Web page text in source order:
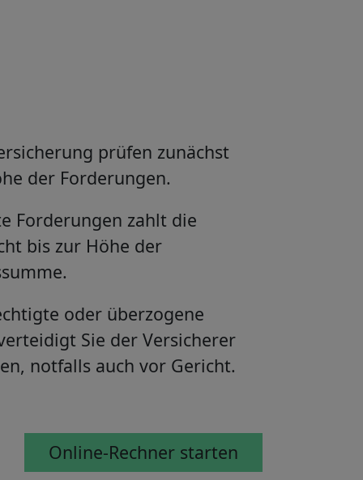
prüfen zunächst
der Forderungen.
Forderungen zahlt die
bis zur Höhe der
oder überzogene
Sie der Versicherer
notfalls auch vor Gericht.
Online-Rechner starten